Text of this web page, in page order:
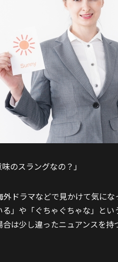
のスラングなの？」
外ドラマなどで見かけて気に
」や「ぐちゃぐちゃな」と
は少し違ったニュアンスを持